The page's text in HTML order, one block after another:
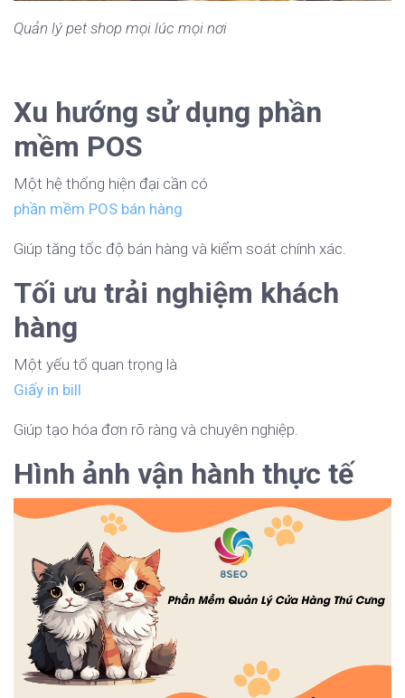
Quản lý pet shop mọi lúc mọi nơi
Xu hướng sử dụng phần
mềm POS
Một hệ thống hiện đại cần có
phần mềm POS bán hàng
Giúp tăng tốc độ bán hàng và kiểm soát chính xác.
Tối ưu trải nghiệm khách
hàng
Một yếu tố quan trọng là
Giấy in bill
Giúp tạo hóa đơn rõ ràng và chuyên nghiệp.
Hình ảnh vận hành thực tế